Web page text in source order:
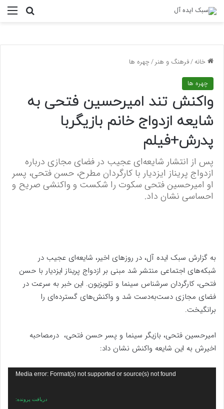
خانه/فرهنگ و هنر/چهره ها
چهره ها
واکنش تند امیرحسین فتحی به
شایعه ازدواج خانم بازیگربا
پدرش+فیلم
پس از انتشار شایعه‌ای عجیب در فضای مجازی درباره
ازدواج پریناز ایزدیار با کارگردان مطرح، حسن فتحی، پسر
او امیرحسین فتحی سکوت را شکست و واکنشی صریح و
احساسی نشان داد.
به گزارش سبک ایده آل، در روزهای اخیر، شایعه‌ای عجیب در
شبکه‌های اجتماعی منتشر شد مبنی بر ازدواج پریناز ایزدیار با حسن
فتحی، کارگردان سرشناس سینما و تلویزیون. این خبر به سرعت در
فضای مجازی دست‌به‌دست شد و واکنش‌های گسترده‌ای را
برانگیخت.
امیرحسین فتحی، بازیگر سینما و پسر حسن فتحی، درمصاحبه
اخیرش به این شایعه واکنش نشان داد:
Media error: Format(s) not supported or source(s) not found
دریافت پرونده: